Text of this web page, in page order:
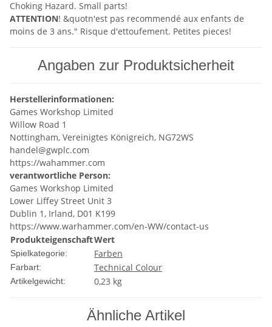
Choking Hazard. Small parts!
ATTENTION! &quotn'est pas recommendé aux enfants de
moins de 3 ans." Risque d'ettoufement. Petites pieces!
Angaben zur Produktsicherheit
Herstellerinformationen:
Games Workshop Limited
Willow Road 1
Nottingham, Vereinigtes Königreich, NG72WS
handel@gwplc.com
https://wahammer.com
verantwortliche Person:
Games Workshop Limited
Lower Liffey Street Unit 3
Dublin 1, Irland, D01 K199
https://www.warhammer.com/en-WW/contact-us
ProdukteigenschaftWert
Spielkategorie: Farben
Farbart: Technical Colour
Artikelgewicht: 0,23 kg
Ähnliche Artikel